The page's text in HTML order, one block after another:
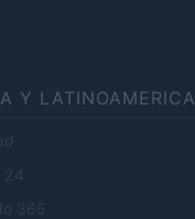
Y LATINOAMERICA
24
365